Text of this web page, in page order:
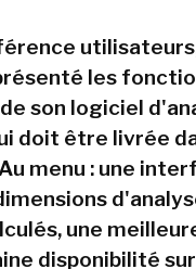
les
son logiciel
doit être livrée
menu : une
une
disponibilité